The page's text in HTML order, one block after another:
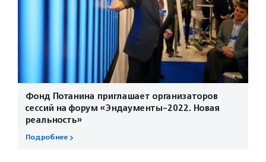
Фонд Потанина приглашает организаторов
сессий на форум «Эндаументы-2022. Новая
реальность»
Подробнее